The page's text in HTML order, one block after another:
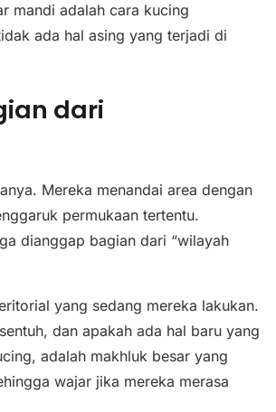
mandi adalah cara kucing
ada hal asing yang terjadi di
dari
Mereka menandai area dengan
permukaan tertentu.
dianggap bagian dari “wilayah
yang sedang mereka lakukan.
dan apakah ada hal baru yang
adalah makhluk besar yang
wajar jika mereka merasa